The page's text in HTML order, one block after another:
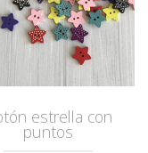
estrella con
puntos